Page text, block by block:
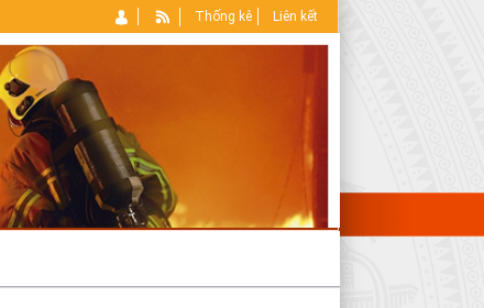
Thống kê Liên kết